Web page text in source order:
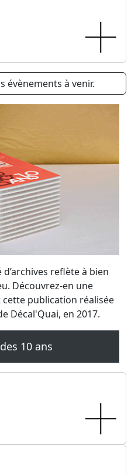
reflète à bien
Découvrez-en une
publication réalisée
Décal'Quai, en 2017.
10 ans
évènements à venir.